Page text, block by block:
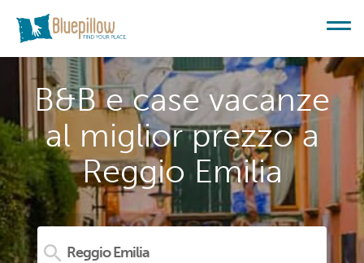
B&B e case vacanze
al miglior prezzo a
Reggio Emilia